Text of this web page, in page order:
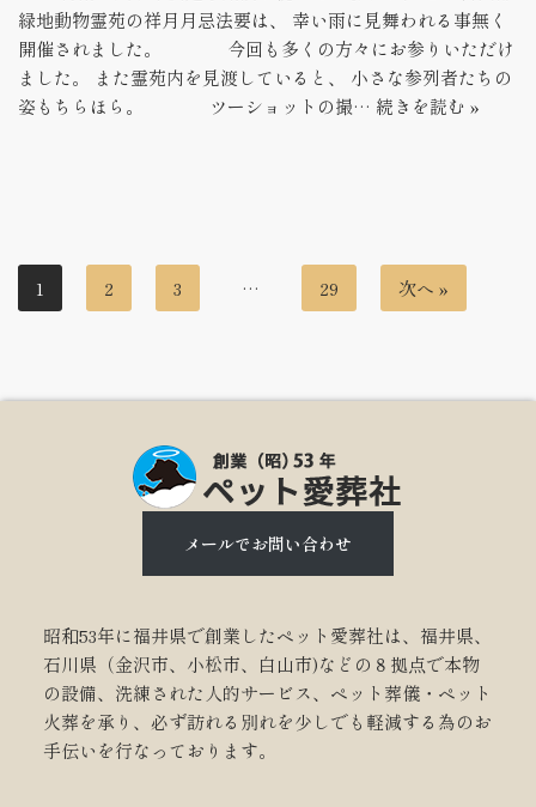
緑地動物霊苑の祥月月忌法要は、 幸い雨に見舞われる事無く
開催されました。 今回も多くの方々にお参りいただけ
ました。 また霊苑内を見渡していると、 小さな参列者たちの
姿もちらほら。 ツーショットの撮… 続きを読む »
1 2 3 … 29 次へ »
メールでお問い合わせ
昭和53年に福井県で創業したペット愛葬社は、福井県、
石川県（金沢市、小松市、白山市)などの８拠点で本物
の設備、洗練された人的サービス、ペット葬儀・ペット
火葬を承り、必ず訪れる別れを少しでも軽減する為のお
手伝いを行なっております。